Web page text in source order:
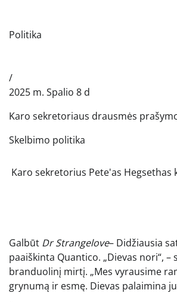
Politika
/
2025 m. Spalio 8 d
Karo sekretoriaus drausmės
Skelbimo politika
Karo sekretorius Pete'as
Galbūt Dr Strangelove– Didžiausia
paaiškinta Quantico. „Dievas nori“,
branduolinį mirtį. „Mes vyrausime
grynumą ir esmę. Dievas palaimina